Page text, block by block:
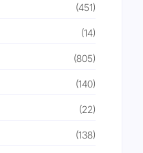
(451)
(14)
(805)
(140)
(22)
(138)